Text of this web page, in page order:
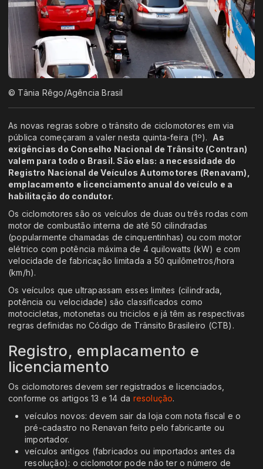
© Tânia Rêgo/Agência Brasil
As novas regras sobre o trânsito de ciclomotores em via
pública começaram a valer nesta quinta-feira (1º). As
exigências do Conselho Nacional de Trânsito (Contran)
valem para todo o Brasil. São elas: a necessidade do
Registro Nacional de Veículos Automotores (Renavam),
emplacamento e licenciamento anual do veículo e a
habilitação do condutor.
Os ciclomotores são os veículos de duas ou três rodas com
motor de combustão interna de até 50 cilindradas
(popularmente chamadas de cinquentinhas) ou com motor
elétrico com potência máxima de 4 quilowatts (kW) e com
velocidade de fabricação limitada a 50 quilômetros/hora
(km/h).
Os veículos que ultrapassam esses limites (cilindrada,
potência ou velocidade) são classificados como
motocicletas, motonetas ou triciclos e já têm as respectivas
regras definidas no Código de Trânsito Brasileiro (CTB).
Registro, emplacamento e
licenciamento
Os ciclomotores devem ser registrados e licenciados,
conforme os artigos 13 e 14 da resolução.
veículos novos: devem sair da loja com nota fiscal e o
pré-cadastro no Renavan feito pelo fabricante ou
importador.
veículos antigos (fabricados ou importados antes da
resolução): o ciclomotor pode não ter o número de